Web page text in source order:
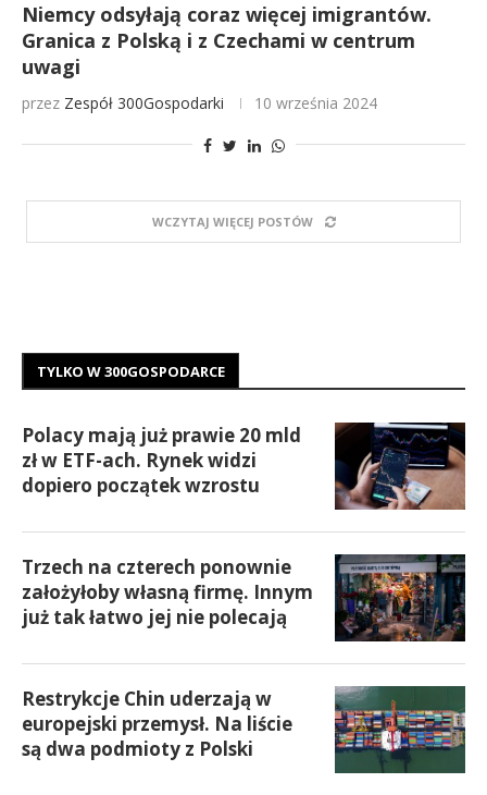
Niemcy odsyłają coraz więcej imigrantów.
Granica z Polską i z Czechami w centrum
uwagi
przez Zespół 300Gospodarki 10 września 2024
WCZYTAJ WIĘCEJ POSTÓW
TYLKO W 300GOSPODARCE
Polacy mają już prawie 20 mld
zł w ETF-ach. Rynek widzi
dopiero początek wzrostu
Trzech na czterech ponownie
założyłoby własną firmę. Innym
już tak łatwo jej nie polecają
Restrykcje Chin uderzają w
europejski przemysł. Na liście
są dwa podmioty z Polski